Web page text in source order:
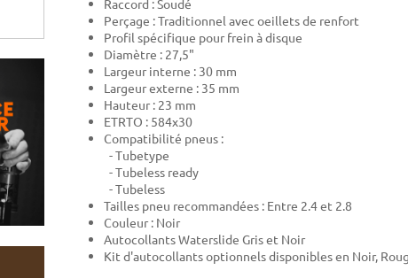
Raccord : Soudé
Perçage : Traditionnel avec oeillets de renfort
Profil spécifique pour frein à disque
Diamètre : 27,5"
Largeur interne : 30 mm
Largeur externe : 35 mm
Hauteur : 23 mm
ETRTO : 584x30
Compatibilité pneus :
- Tubetype
- Tubeless ready
- Tubeless
Tailles pneu recommandées : Entre 2.4 et 2.8
Couleur : Noir
Autocollants Waterslide Gris et Noir
Kit d'autocollants optionnels disponibles en Noir,